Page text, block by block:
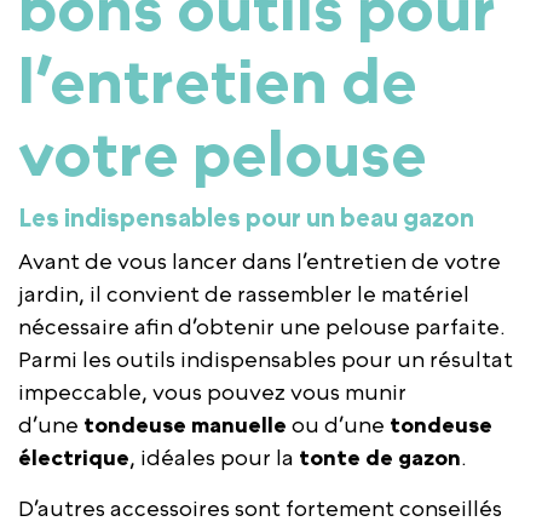
l’entretien de
votre pelouse
Les indispensables pour un beau gazon
Avant de vous lancer dans l’entretien de votre
jardin, il convient de rassembler le matériel
nécessaire afin d’obtenir une pelouse parfaite.
Parmi les outils indispensables pour un résultat
impeccable, vous pouvez vous munir
d’une tondeuse manuelle ou d’une tondeuse
électrique, idéales pour la tonte de gazon.
D’autres accessoires sont fortement conseillés